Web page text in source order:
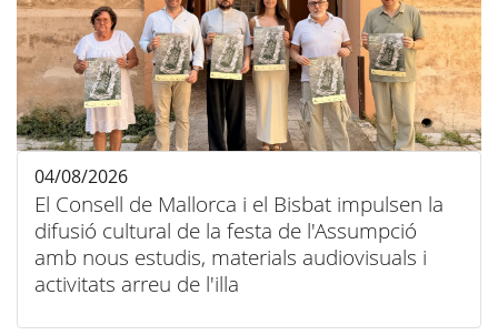
El Consell de Mallorca i el Bisbat impulsen la
difusió cultural de la festa de l'Assumpció
amb nous estudis, materials audiovisuals i
activitats arreu de l'illa
04/08/2026